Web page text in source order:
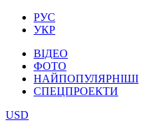
РУС
УКР
ВІДЕО
ФОТО
НАЙПОПУЛЯРНІШІ
СПЕЦПРОЕКТИ
USD